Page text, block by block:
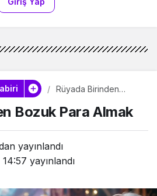
Rüyada Birinden
Bozuk Para Almak
yayınlandı
yayınlandı